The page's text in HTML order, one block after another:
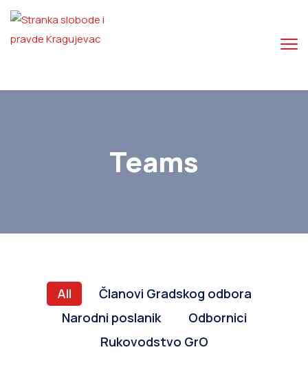
Teams
All
Članovi Gradskog odbora
Narodni poslanik
Odbornici
Rukovodstvo GrO